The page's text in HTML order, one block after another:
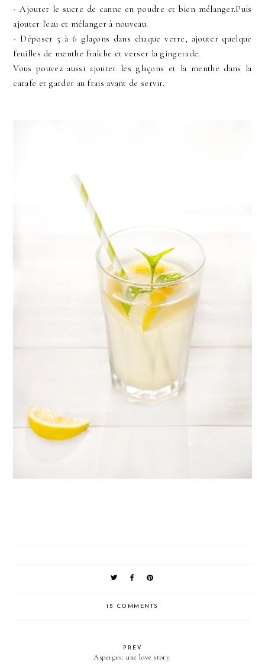
• Ajouter le sucre de canne en poudre et bien mélanger.Puis
ajouter l'eau et mélanger à nouveau.
• Déposer 5 à 6 glaçons dans chaque verre, ajouter quelque
feuilles de menthe fraîche et verser la gingerade.
Vous pouvez aussi ajouter les glaçons et la menthe dans la
carafe et garder au frais avant de servir.
15 COMMENTS
PREV
Asperges: une love story.